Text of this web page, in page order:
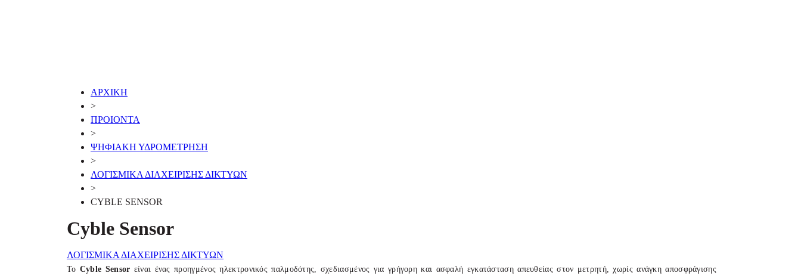
ΑΡΧΙΚΗ
>
ΠΡΟΙΟΝΤΑ
>
ΨΗΦΙΑΚΗ ΥΔΡΟΜΕΤΡΗΣΗ
>
ΛΟΓΙΣΜΙΚΑ ΔΙΑΧΕΙΡΙΣΗΣ ΔΙΚΤΥΩΝ
>
CYBLE SENSOR
Cyble Sensor
ΛΟΓΙΣΜΙΚΑ ΔΙΑΧΕΙΡΙΣΗΣ ΔΙΚΤΥΩΝ
Το Cyble Sensor είναι ένας προηγμένος ηλεκτρονικός παλμοδότης, σχεδιασμένος για γρήγορη και ασφαλή εγκατάσταση απευθείας στον μετρητή, χωρίς ανάγκη αποσφράγισης